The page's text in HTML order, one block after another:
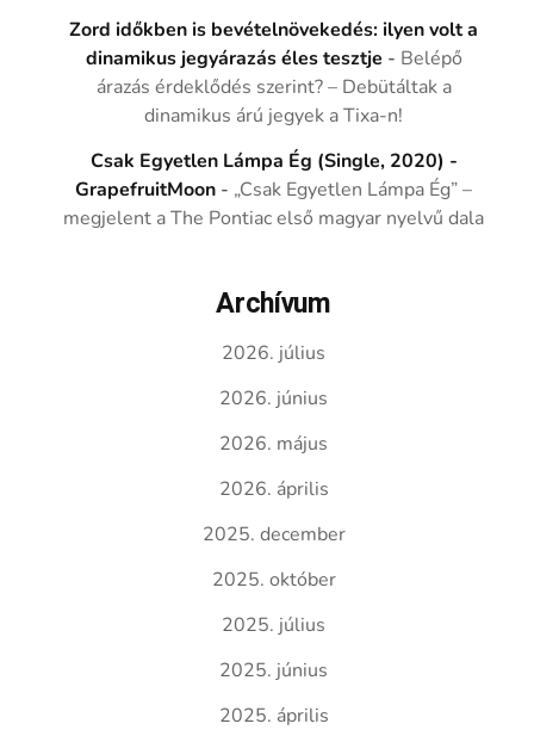
Zord időkben is bevételnövekedés: ilyen volt a
dinamikus jegyárazás éles tesztje - Belépő
árazás érdeklődés szerint? – Debütáltak a
dinamikus árú jegyek a Tixa-n!
Csak Egyetlen Lámpa Ég (Single, 2020) -
GrapefruitMoon - „Csak Egyetlen Lámpa Ég” –
megjelent a The Pontiac első magyar nyelvű dala
Archívum
2026. július
2026. június
2026. május
2026. április
2025. december
2025. október
2025. július
2025. június
2025. április